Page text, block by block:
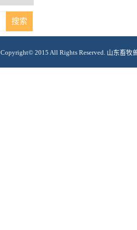
Copyright© 2015 All Rights Reserved. 山东畜